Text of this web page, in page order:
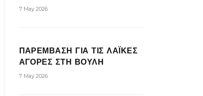
7 May 2026
ΠΑΡΕΜΒΑΣΗ ΓΙΑ ΤΙΣ ΛΑΪΚΕΣ
ΑΓΟΡΕΣ ΣΤΗ ΒΟΥΛΗ
7 May 2026